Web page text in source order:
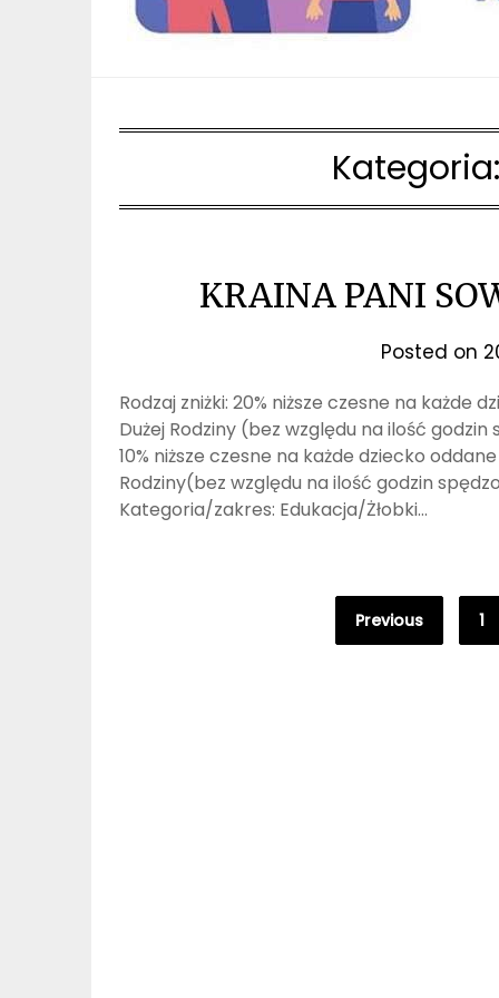
Kategoria:
KRAINA PANI
Posted on
Rodzaj zniżki: 20% niższe czesne na każde
Dużej Rodziny (bez względu na ilość
10% niższe czesne na każde dziecko
Rodziny(bez względu na ilość godzin
Kategoria/zakres: Edukacja/Żłobki…
Previous 1